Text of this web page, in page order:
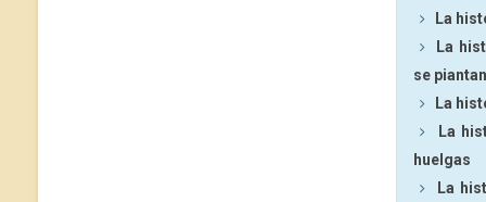
La
La
se piantan
La
La
huelgas
La